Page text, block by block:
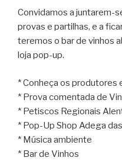
Convidamos a juntarem-
provas e partilhas, e a
teremos o bar de vinhos
loja pop-up.
* Conheça os produtores
* Prova comentada de
* Petiscos Regionais
* Pop-Up Shop Adega
* Música ambiente
* Bar de Vinhos